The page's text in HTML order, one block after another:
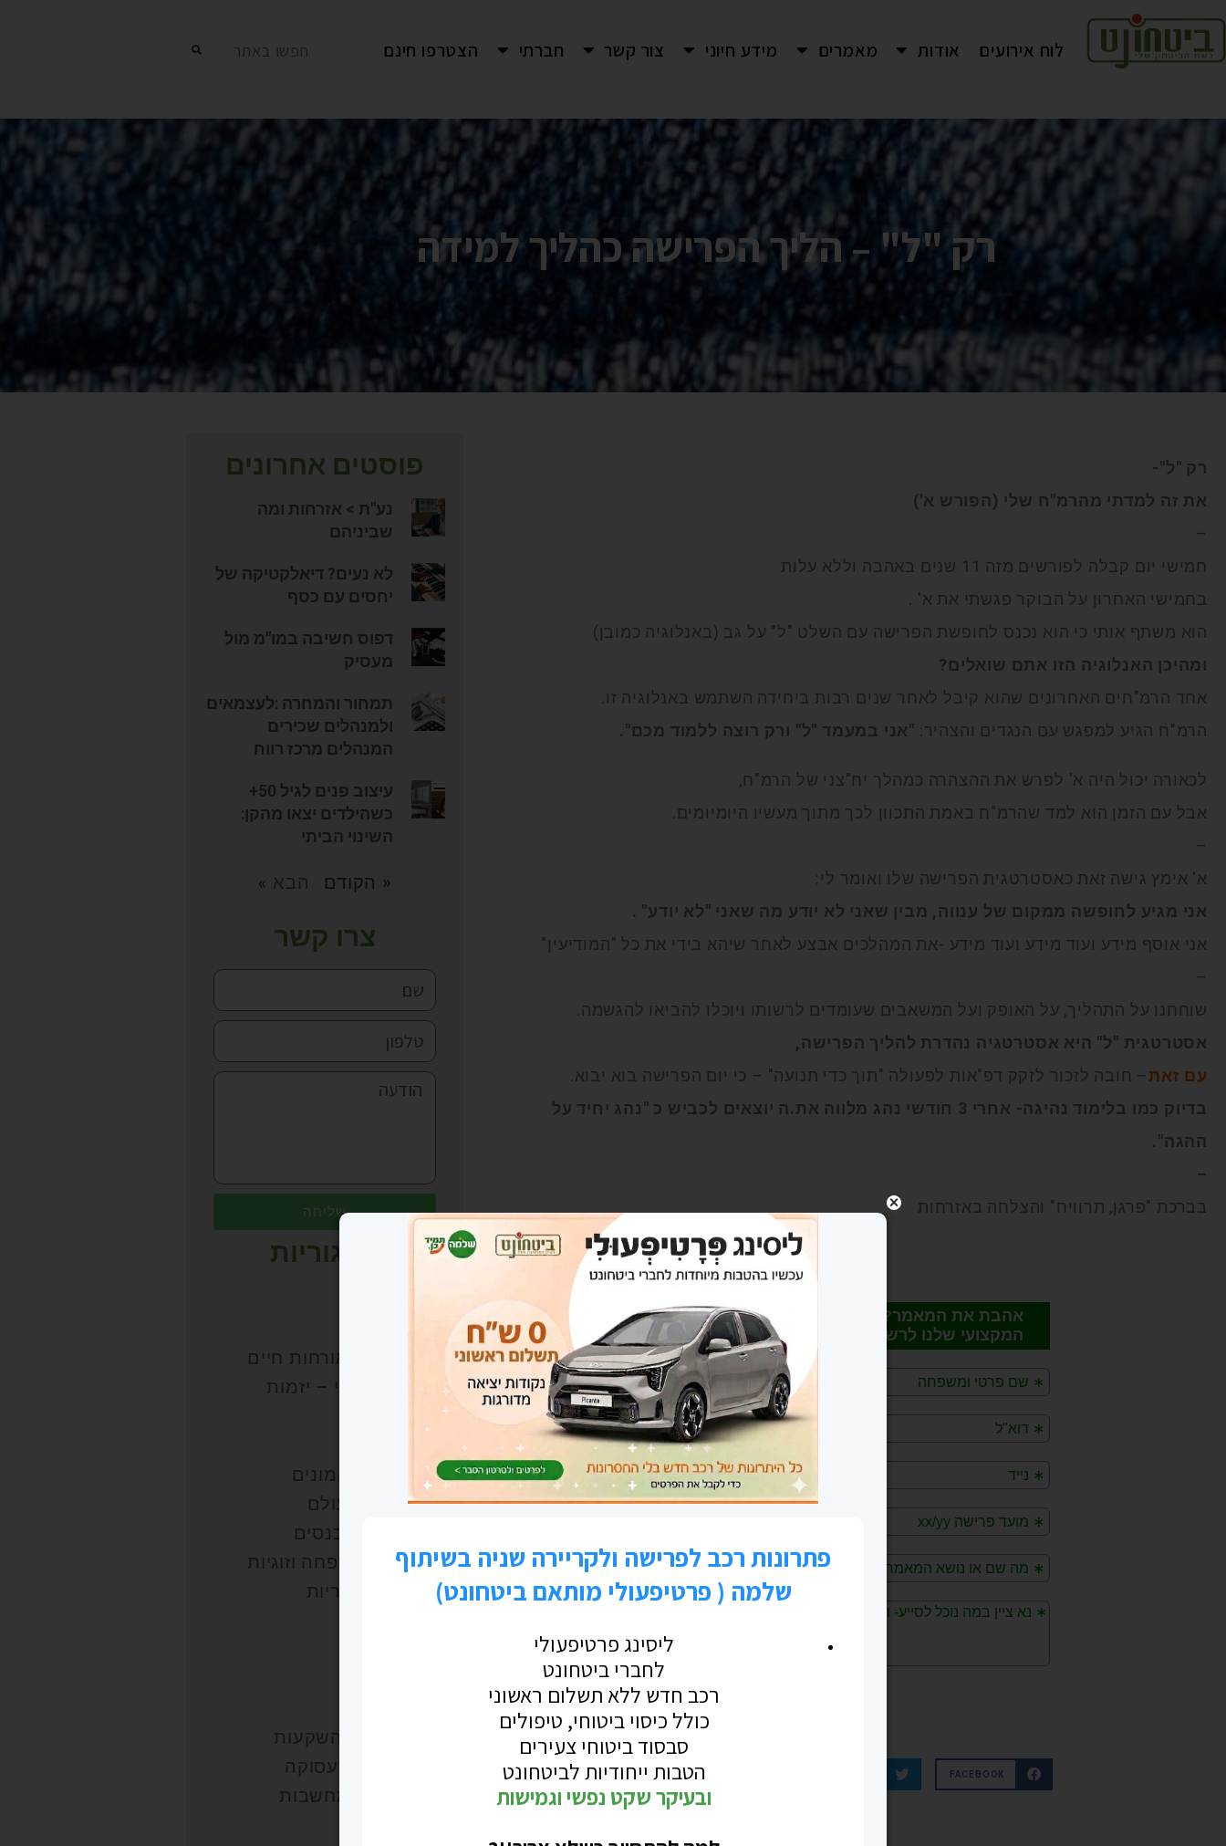
לוח אירועים אודות מאמרים מידע חיוני צור קשר חברתי הצטרפו חינם חפשו באתר
רק "ל" – הליך הפרישה כהליך למידה
רק "ל"-
את זה למדתי מהרמ"ח שלי (הפורש א')
–
חמישי יום קבלה לפורשים מזה 11 שנים באהבה וללא עלות
בחמישי האחרון על הבוקר פגשתי את א' .
הוא משתף אותי כי הוא נכנס לחופשת הפרישה עם השלט "ל" על גב (באנלוגיה כמובן)
ומהיכן האנלוגיה הזו אתם שואלים?
אחד הרמ"חים האחרונים שהוא קיבל לאחר שנים רבות ביחידה השתמש באנלוגיה זו.
הרמ"ח הגיע למפגש עם הנגדים והצהיר: "אני במעמד "ל" ורק רוצה ללמוד מכם".
לכאורה יכול היה א' לפרש את ההצהרה כמהלך יח"צני של הרמ"ח,
אבל עם הזמן הוא למד שהרמ"ח באמת התכוון לכך מתוך מעשיו היומיומים.
–
א' אימץ גישה זאת כאסטרטגית הפרישה שלו ואומר לי:
אני מגיע לחופשה ממקום של ענווה, מבין שאני לא יודע מה שאני "לא יודע" .
אני אוסף מידע ועוד מידע ועוד מידע -את המהלכים אבצע לאחר שיהא בידי את כל "המודיעין"
–
שוחחנו על התהליך, על האופק ועל המשאבים שעומדים לרשותו ויוכלו להביאו להגשמה.
אסטרטגית "ל" היא אסטרטגיה נהדרת להליך הפרישה,
עם זאת– חובה לזכור לזקק דפ"אות לפעולה "תוך כדי תנועה" – כי יום הפרישה בוא יבוא.
בדיוק כמו בלימוד נהיגה- אחרי 3 חודשי נהג מלווה את.ה יוצאים לכביש כ "נהג יחיד על
ההגה".
–
בברכת "פרגן, תרוויח" והצלחה באזרחות
FACEBOOK
פוסטים אחרונים
נע"ת > אזרחות ומה
שביניהם
לא נעים? דיאלקטיקה של
יחסים עם כסף
דפוס חשיבה במו"מ מול
מעסיק
תמחור והמחרה :לעצמאים
ולמנהלים שכירים
המנהלים מרכז רווח
עיצוב פנים לגיל 50+
כשהילדים יצאו מהקן:
השינוי הביתי
« הקודם הבא »
צרו קשר
שליחה
קטגוריות
בריאות ואורחות חיים
העסק שלי – יזמות
חכמת ההמונים
טיולים בעולם
טעימה מכנסים
יחד – משפחה וזוגיות
כל הקטגוריות
פיננסים והשקעות
קריירה ותעסוקה
תובנות ומחשבות